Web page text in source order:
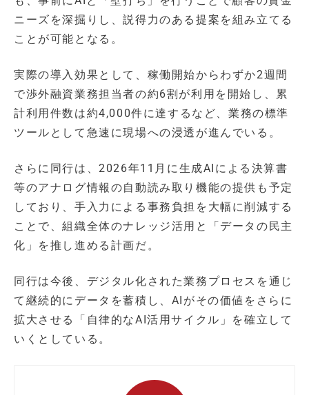
ニーズを深掘りし、説得力のある提案を組み立てる
ことが可能となる。
実際の導入効果として、稼働開始からわずか2週間
で渉外融資業務担当者の約6割が利用を開始し、累
計利用件数は約4,000件に達するなど、業務の標準
ツールとして急速に現場への浸透が進んでいる。
さらに同行は、2026年11月に生成AIによる決算書
等のアナログ情報の自動読み取り機能の提供も予定
しており、手入力による事務負担を大幅に削減する
ことで、組織全体のナレッジ活用と「データの民主
化」を推し進める計画だ。
同行は今後、デジタル化された業務プロセスを通じ
て継続的にデータを蓄積し、AIがその価値をさらに
拡大させる「自律的なAI活用サイクル」を確立して
いくとしている。